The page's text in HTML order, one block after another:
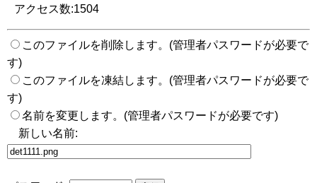
アクセス数:1504
このファイルを削除します。(管理者パスワードが必要で
す)
このファイルを凍結します。(管理者パスワードが必要で
す)
名前を変更します。(管理者パスワードが必要です)
新しい名前: